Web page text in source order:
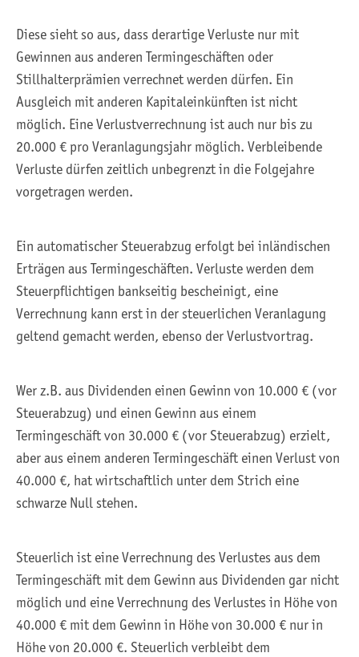
Diese sieht so aus, dass derartige Verluste nur mit
Gewinnen aus anderen Termingeschäften oder
Stillhalterprämien verrechnet werden dürfen. Ein
Ausgleich mit anderen Kapitaleinkünften ist nicht
möglich. Eine Verlustverrechnung ist auch nur bis zu
20.000 € pro Veranlagungsjahr möglich. Verbleibende
Verluste dürfen zeitlich unbegrenzt in die Folgejahre
vorgetragen werden.
Ein automatischer Steuerabzug erfolgt bei inländischen
Erträgen aus Termingeschäften. Verluste werden dem
Steuerpflichtigen bankseitig bescheinigt, eine
Verrechnung kann erst in der steuerlichen Veranlagung
geltend gemacht werden, ebenso der Verlustvortrag.
Wer z.B. aus Dividenden einen Gewinn von 10.000 € (vor
Steuerabzug) und einen Gewinn aus einem
Termingeschäft von 30.000 € (vor Steuerabzug) erzielt,
aber aus einem anderen Termingeschäft einen Verlust von
40.000 €, hat wirtschaftlich unter dem Strich eine
schwarze Null stehen.
Steuerlich ist eine Verrechnung des Verlustes aus dem
Termingeschäft mit dem Gewinn aus Dividenden gar nicht
möglich und eine Verrechnung des Verlustes in Höhe von
40.000 € mit dem Gewinn in Höhe von 30.000 € nur in
Höhe von 20.000 €. Steuerlich verbleibt dem